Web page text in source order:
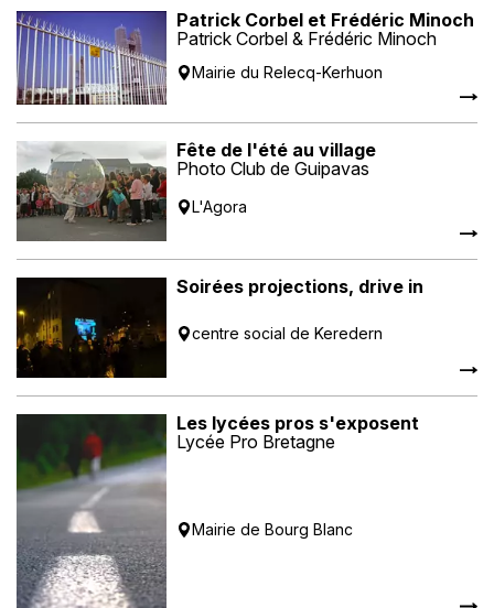
Patrick Corbel et Frédéric Minoch
Patrick Corbel & Frédéric Minoch
Mairie du Relecq-Kerhuon
Fête de l'été au village
Photo Club de Guipavas
L'Agora
Soirées projections, drive in
centre social de Keredern
Les lycées pros s'exposent
Lycée Pro Bretagne
Mairie de Bourg Blanc